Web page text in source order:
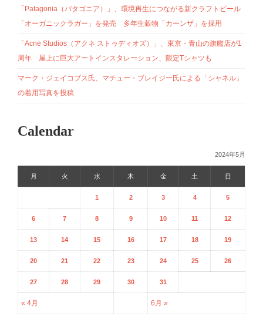
「Patagonia（パタゴニア）」、環境再生につながる新クラフトビール
「オーガニックラガー」を発売 多年生穀物「カーンザ」を採用
「Acne Studios（アクネ ストゥディオズ）」、東京・青山の旗艦店が1
周年 屋上に巨大アートインスタレーション、限定Tシャツも
マーク・ジェイコブス氏、マチュー・ブレイジー氏による「シャネル」
の着用写真を投稿
Calendar
2024年5月
月 火 水 木 金 土 日
« 4月 6月 »
1 2 3 4 5
6 7 8 9 10 11 12
13 14 15 16 17 18 19
20 21 22 23 24 25 26
27 28 29 30 31